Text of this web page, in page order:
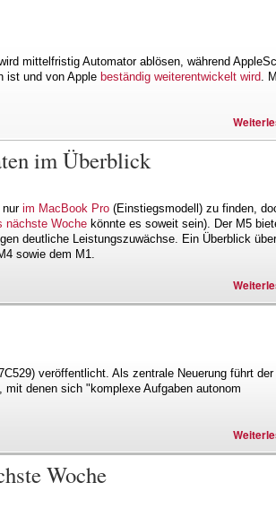
mittelfristig Automator ablösen, während
ist und von Apple beständig weiterentwickelt wird .
im Überblick
nurim MacBook Pro (Einstiegsmodell) zu finden,
nächste Woche könnte es soweit sein). Der M5
deutliche Leistungszuwächse. Ein Überblick über
sowie dem M1.
veröffentlicht. Als zentrale Neuerung führt der
denen sich "komplexe Aufgaben autonom
Woche